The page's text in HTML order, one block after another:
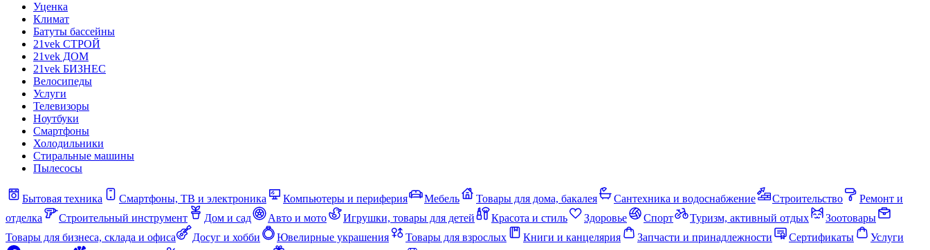
Уценка
Климат
Батуты бассейны
21vek СТРОЙ
21vek ДОМ
21vek БИЗНЕС
Велосипеды
Услуги
Телевизоры
Ноутбуки
Смартфоны
Холодильники
Стиральные машины
Пылесосы
Бытовая техника Смартфоны, ТВ и электроника Компьютеры и периферия Мебель Товары для дома, бакалея Сантехника и водоснабжение Строительство
Ремонт и
отделка
Строительный инструмент Дом и сад Авто и мото Игрушки, товары для детей Красота и стиль Здоровье Спорт Туризм, активный отдых
Зоотовары
Товары для бизнеса, склада и офиса
Досуг и хобби Ювелирные украшения Товары для взрослых Книги и канцелярия Запчасти и принадлежности Сертификаты
Услуги